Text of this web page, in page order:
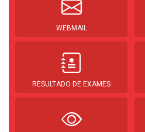
WEBMAIL
RESULTADO DE EXAMES